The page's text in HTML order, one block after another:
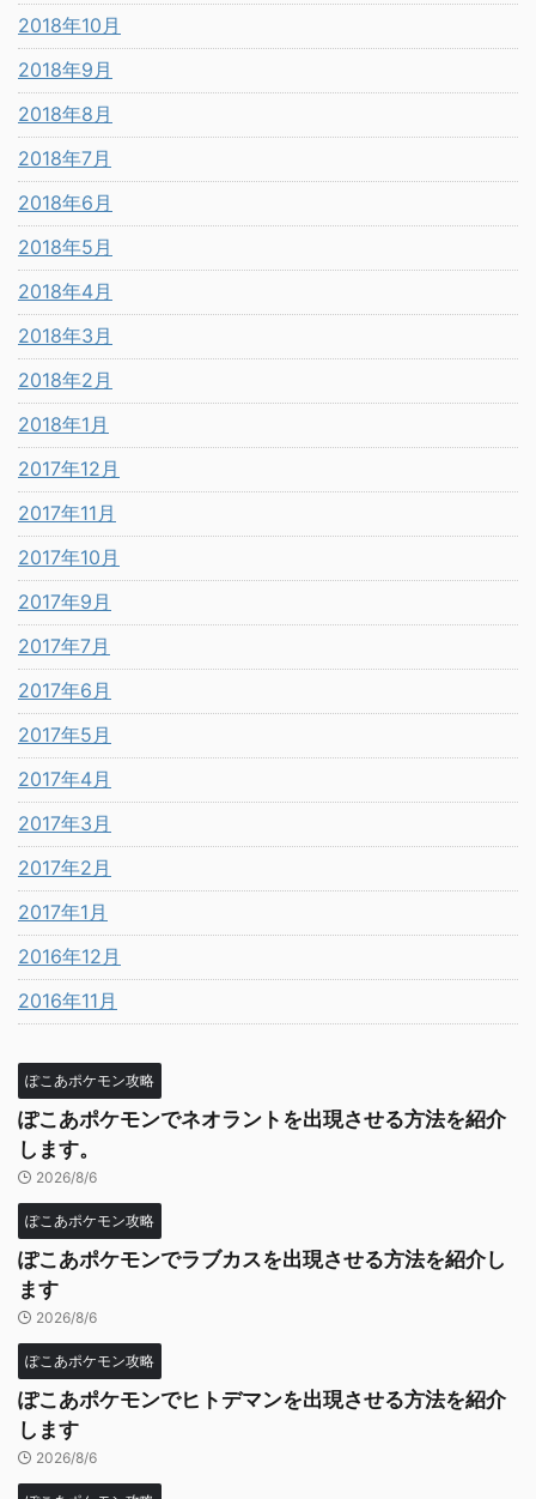
2018年10月
2018年9月
2018年8月
2018年7月
2018年6月
2018年5月
2018年4月
2018年3月
2018年2月
2018年1月
2017年12月
2017年11月
2017年10月
2017年9月
2017年7月
2017年6月
2017年5月
2017年4月
2017年3月
2017年2月
2017年1月
2016年12月
2016年11月
ぽこあポケモン攻略
ぽこあポケモンでネオラントを出現させる方法を紹介
します。
2026/8/6
ぽこあポケモン攻略
ぽこあポケモンでラブカスを出現させる方法を紹介し
ます
2026/8/6
ぽこあポケモン攻略
ぽこあポケモンでヒトデマンを出現させる方法を紹介
します
2026/8/6